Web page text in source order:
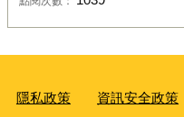
隱私政策 資訊安全政策